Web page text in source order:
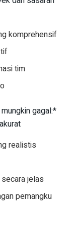
komprehensif
tim
gagal:*
realistis
jelas
pemangku